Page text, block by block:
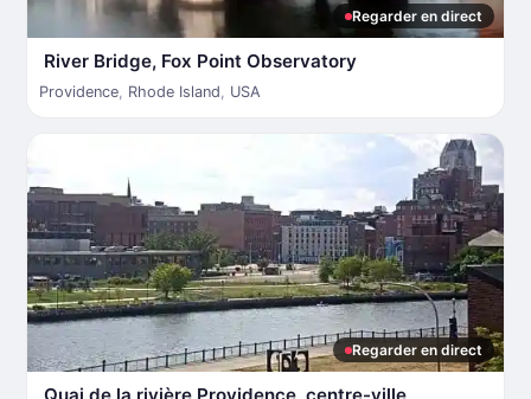
Regarder en direct
River Bridge, Fox Point Observatory
Providence, Rhode Island, USA
Regarder en direct